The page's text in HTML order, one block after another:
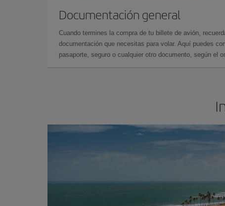
Documentación general
Cuando termines la compra de tu billete de avión,
documentación que necesitas para volar. Aquí puedes
pasaporte, seguro o cualquier otro documento, según el